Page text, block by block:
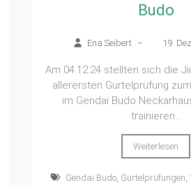
Budo
Ena Seibert – 19.
Am 04.12.24 stellten sich die
allerersten Gürtelprüfung
im Gendai Budo
trainieren...
Weiterlesen
Gendai Budo Gürtelprüfungen ,